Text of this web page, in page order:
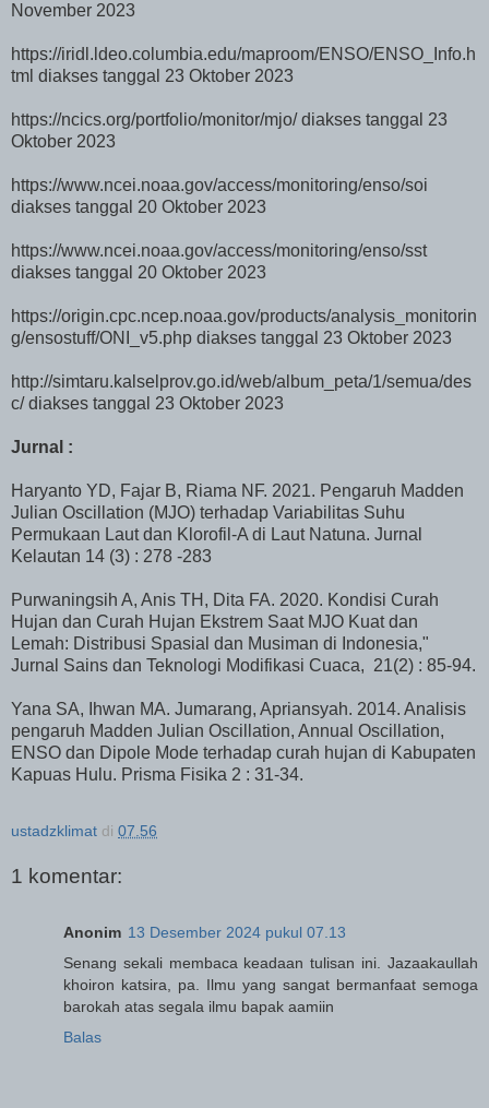
November 2023
https://iridl.ldeo.columbia.edu/maproom/ENSO/ENSO_Info.h
tml diakses tanggal 23 Oktober 2023
https://ncics.org/portfolio/monitor/mjo/diakses tanggal 23
Oktober 2023
https://www.ncei.noaa.gov/access/monitoring/enso/soi
diakses tanggal 20 Oktober 2023
https://www.ncei.noaa.gov/access/monitoring/enso/sst
diakses tanggal 20 Oktober 2023
https://origin.cpc.ncep.noaa.gov/products/analysis_monitorin
g/ensostuff/ONI_v5.php diakses tanggal 23 Oktober 2023
http://simtaru.kalselprov.go.id/web/album_peta/1/semua/des
c/ diakses tanggal 23 Oktober 2023
Jurnal :
Haryanto YD, Fajar B, Riama NF. 2021. Pengaruh Madden
Julian Oscillation (MJO) terhadap Variabilitas Suhu
Permukaan Laut dan Klorofil-A di Laut Natuna. Jurnal
Kelautan 14 (3) : 278 -283
Purwaningsih A, Anis TH, Dita FA. 2020. Kondisi Curah
Hujan dan Curah Hujan Ekstrem Saat MJO Kuat dan
Lemah: Distribusi Spasial dan Musiman di Indonesia,"
Jurnal Sains dan Teknologi Modifikasi Cuaca, 21(2) : 85-94.
Yana SA, Ihwan MA. Jumarang, Apriansyah. 2014. Analisis
pengaruh Madden Julian Oscillation, Annual Oscillation,
ENSO dan Dipole Mode terhadap curah hujan di Kabupaten
Kapuas Hulu. Prisma Fisika 2 : 31-34.
ustadzklimat di 07.56
1 komentar:
Anonim 13 Desember 2024 pukul 07.13
Senang sekali membaca keadaan tulisan ini. Jazaakaullah
khoiron katsira, pa. Ilmu yang sangat bermanfaat semoga
barokah atas segala ilmu bapak aamiin
Balas